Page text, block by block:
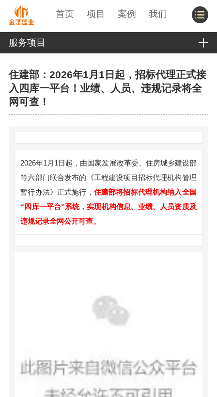
首页 项目 案例 我们
服务项目
住建部：2026年1月1日起，招标代理正式接
入四库一平台！业绩、人员、违规记录将全
网可查！
2026年1月1日起，由国家发展改革委、住房城乡建设部
等六部门联合发布的《工程建设项目招标代理机构管理
暂行办法》正式施行， 住建部将招标代理机构纳入全国
“ 四库一平台”系统，实现机构信息、业绩、人员资质及
违规记录全网公开可查。